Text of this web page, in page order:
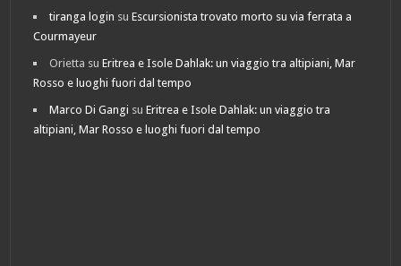
tiranga login suEscursionista trovato morto su via ferrata a
Courmayeur
Orietta suEritrea e Isole Dahlak: un viaggio tra altipiani, Mar
Rosso e luoghi fuori dal tempo
Marco Di Gangi suEritrea e Isole Dahlak: un viaggio tra
altipiani, Mar Rosso e luoghi fuori dal tempo